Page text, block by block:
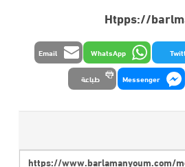
Htpps://
WhatsApp
Email
Messenger طباعة